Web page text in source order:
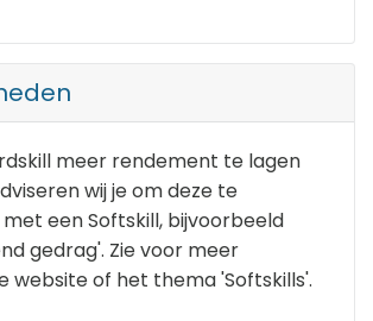
meer rendement te lagen
wij je om deze te
een Softskill, bijvoorbeeld
gedrag'. Zie voor meer
website of het thema 'Softskills'.